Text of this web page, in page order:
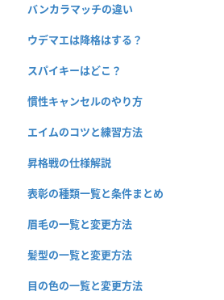
バンカラマッチの違い
ウデマエは降格はする？
スパイキーはどこ？
慣性キャンセルのやり方
エイムのコツと練習方法
昇格戦の仕様解説
表彰の種類一覧と条件まとめ
眉毛の一覧と変更方法
髪型の一覧と変更方法
目の色の一覧と変更方法